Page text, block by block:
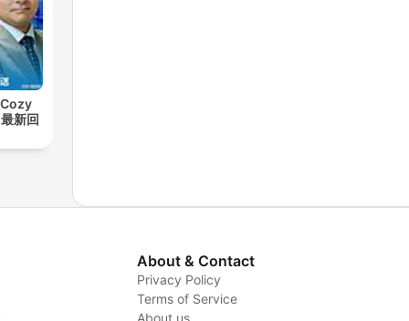
新回
About & Contact
Privacy Policy
Terms of Service
About us